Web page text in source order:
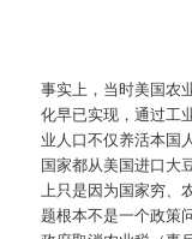
事实上，当时美国农
化早已实现，通过工
业人口不仅养活本国
国家都从美国进口大
上只是因为国家穷、
题根本不是一个政策